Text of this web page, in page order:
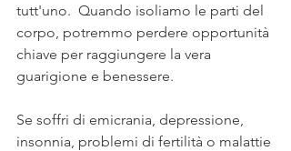
tutt'uno.  Quando isoliamo le parti del
corpo, potremmo perdere opportunità
chiave per raggiungere la vera
guarigione e benessere.
Se soffri di emicrania, depressione,
insonnia, problemi di fertilità o malattie